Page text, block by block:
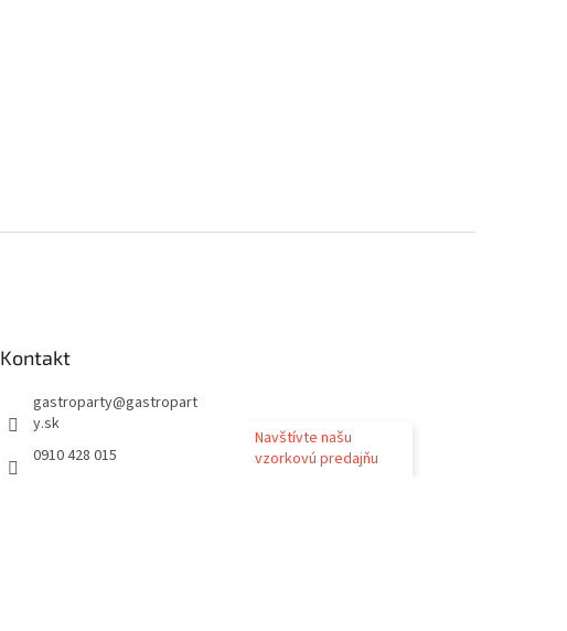
Kontakt
gastroparty@gastropart
y.sk
0910 428 015
Navštívte našu
vzorkovú predajňu